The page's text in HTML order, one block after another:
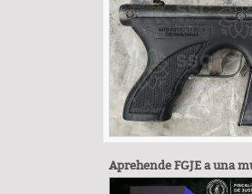
Aprehende FGJE a una
del